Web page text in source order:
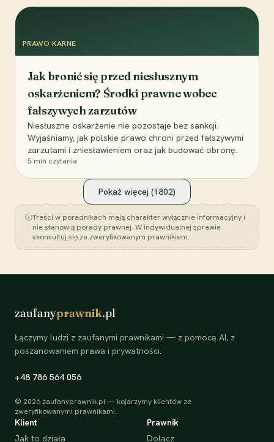
PRAWO KARNE
Jak bronić się przed niesłusznym
oskarżeniem? Środki prawne wobec
fałszywych zarzutów
Niesłuszne oskarżenie nie pozostaje bez sankcji.
Wyjaśniamy, jak polskie prawo chroni przed fałszywymi
zarzutami i zniesławieniem oraz jak budować obronę.
5 min czytania
Pokaż więcej (1802)
ⓘTreści w poradnikach mają charakter wyłącznie informacyjny i
nie stanowią porady prawnej. W indywidualnej sprawie
skonsultuj się ze zweryfikowanym prawnikiem.
zaufanyprawnik.pl
Łączymy ludzi z zaufanymi prawnikami — z pomocą AI, z
poszanowaniem prawa i prywatności.
+48 786 564 056
© 2026 zaufanyprawnik.pl — kojarzymy klientów ze
zweryfikowanymi prawnikami.
Klient
Jak to działa
Prawnik
Dołącz